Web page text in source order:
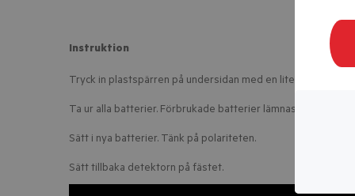
Instruktion
Tryck in plastspärren på undersidan med en liten
Ta ur alla batterier. Förbrukade batterier lämnas till
Sätt i nya batterier. Tänk på polariteten.
Sätt tillbaka detektorn på fästet.